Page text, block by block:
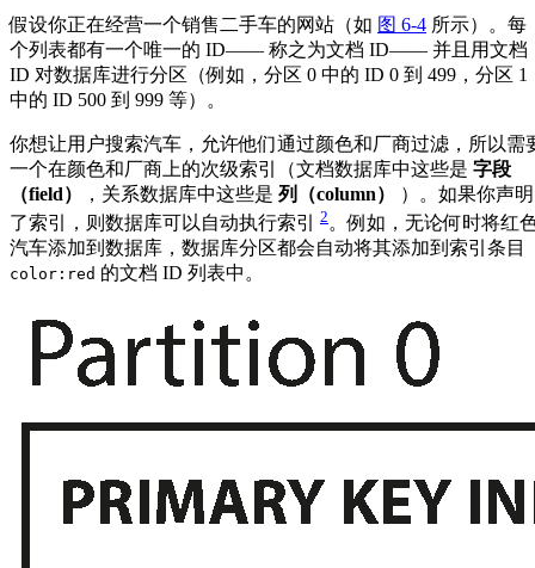
假设你正在经营一个销售二手车的网站（如 图 6-4 所示）。每
个列表都有一个唯一的 ID—— 称之为文档 ID—— 并且用文档
ID 对数据库进行分区（例如，分区 0 中的 ID 0 到 499，分区 1
中的 ID 500 到 999 等）。
你想让用户搜索汽车，允许他们通过颜色和厂商过滤，所以需
一个在颜色和厂商上的次级索引（文档数据库中这些是 字段
（field）
，关系数据库中这些是 列（column）
）。如果你声明
了索引，则数据库可以自动执行索引 2 。例如，无论何时将红
汽车添加到数据库，数据库分区都会自动将其添加到索引条目
color:red 的文档 ID 列表中。